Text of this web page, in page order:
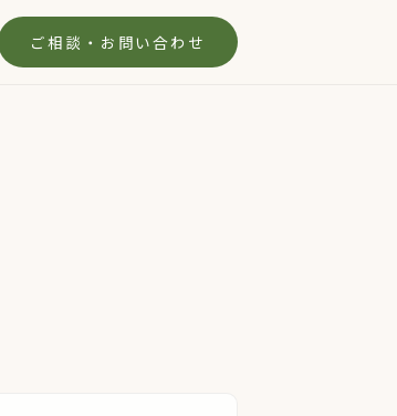
ご相談・お問い合わせ